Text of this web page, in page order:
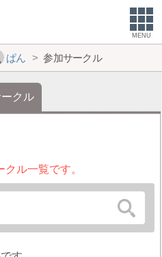
MENU
ぱん 参加サークル
クル
ル一覧です。